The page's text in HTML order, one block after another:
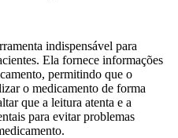
indispensável para
Ela fornece informações
permitindo que o
o medicamento de forma
que a leitura atenta e a
para evitar problemas